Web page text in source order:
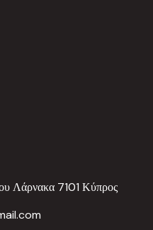
Λάρνακα 7101 Κύπρος